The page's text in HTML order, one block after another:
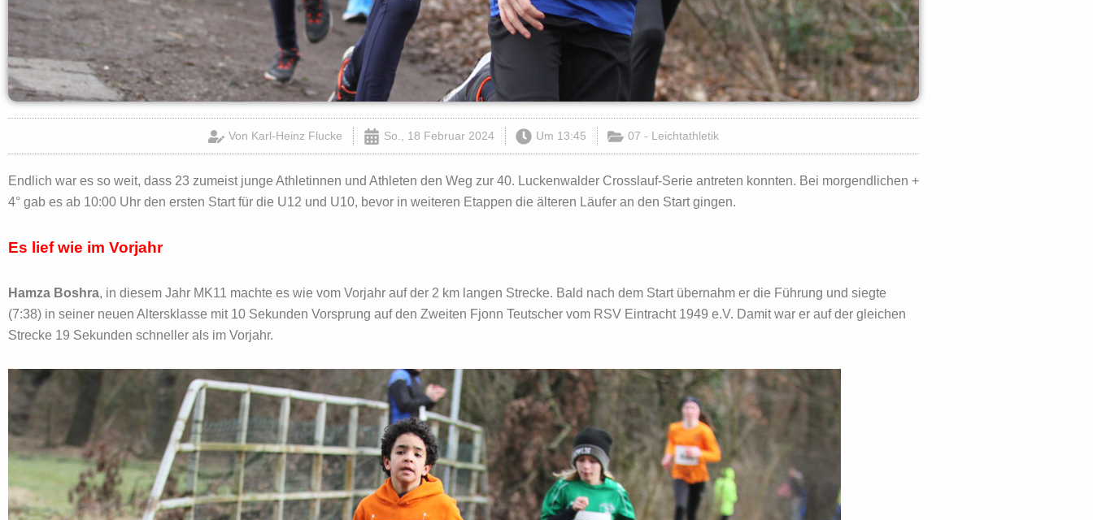
Von Karl-Heinz Flucke So., 18 Februar 2024 Um 13:45 07 - Leichtathletik
Endlich war es so weit, dass 23 zumeist junge Athletinnen und Athleten den Weg zur 40. Luckenwalder Crosslauf-Serie antreten konnten. Bei morgendlichen +
4° gab es ab 10:00 Uhr den ersten Start für die U12 und U10, bevor in weiteren Etappen die älteren Läufer an den Start gingen.
Es lief wie im Vorjahr
Hamza Boshra, in diesem Jahr MK11 machte es wie vom Vorjahr auf der 2 km langen Strecke. Bald nach dem Start übernahm er die Führung und siegte
(7:38) in seiner neuen Altersklasse mit 10 Sekunden Vorsprung auf den Zweiten Fjonn Teutscher vom RSV Eintracht 1949 e.V. Damit war er auf der gleichen
Strecke 19 Sekunden schneller als im Vorjahr.